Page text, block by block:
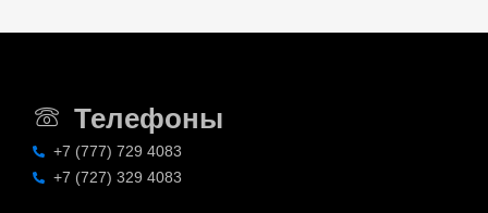
Телефоны
+7 (777) 729 4083
+7 (727) 329 4083